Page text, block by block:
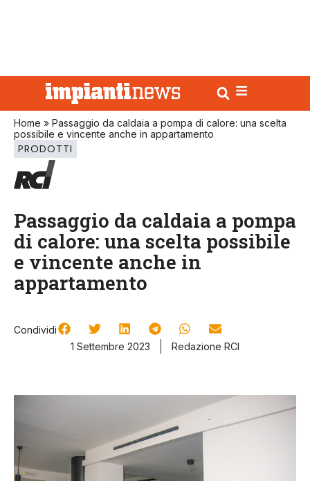
Home » Passaggio da caldaia a pompa di calore: una scelta
possibile e vincente anche in appartamento
PRODOTTI
Passaggio da caldaia a pompa
di calore: una scelta possibile
e vincente anche in
appartamento
Condividi
1 Settembre 2023
Redazione RCI